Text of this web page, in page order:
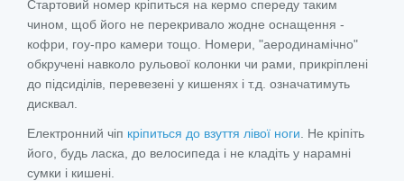
Стартовий номер кріпиться на кермо спереду таким
чином, щоб його не перекривало жодне оснащення -
кофри, гоу-про камери тощо. Номери, "аеродинамічно"
обкручені навколо рульової колонки чи рами, прикріплені
до підсиділів, перевезені у кишенях і т.д. означатимуть
дисквал.
Електронний чіп кріпиться до взуття лівої ноги . Не кріпіть
його, будь ласка, до велосипеда і не кладіть у нарамні
сумки і кишені.